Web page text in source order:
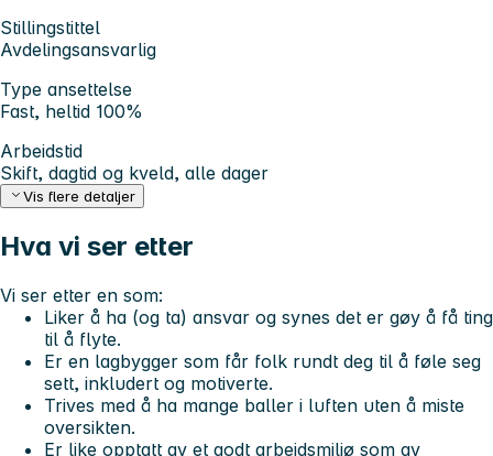
Stillingstittel
Avdelingsansvarlig
Type ansettelse
Fast, heltid 100%
Arbeidstid
Skift, dagtid og kveld, alle dager
Vis flere detaljer
Hva vi ser etter
Vi ser etter en som:
Liker å ha (og ta) ansvar og synes det er gøy å få ting
til å flyte.
Er en lagbygger som får folk rundt deg til å føle seg
sett, inkludert og motiverte.
Trives med å ha mange baller i luften uten å miste
oversikten.
Er like opptatt av et godt arbeidsmiljø som av